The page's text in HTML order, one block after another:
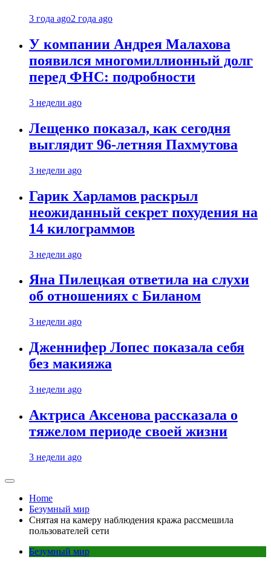
3 года ago2 года ago
У компании Андрея Малахова
появился многомиллионный долг
перед ФНС: подробности
3 недели ago
Лещенко показал, как сегодня
выглядит 96-летняя Пахмутова
3 недели ago
Гарик Харламов раскрыл
неожиданный секрет похудения на
14 килограммов
3 недели ago
Яна Пилецкая ответила на слухи
об отношениях с Биланом
3 недели ago
Дженнифер Лопес показала себя
без макияжа
3 недели ago
Актриса Аксенова рассказала о
тяжелом периоде своей жизни
3 недели ago
Home
Безумный мир
Снятая на камеру наблюдения кража рассмешила
пользователей сети
Безумный мир